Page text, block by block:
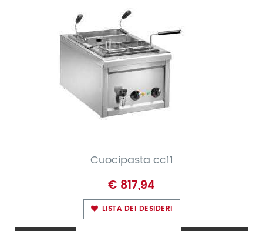
Cuocipasta cc11
€ 817,94
LISTA DEI DESIDERI